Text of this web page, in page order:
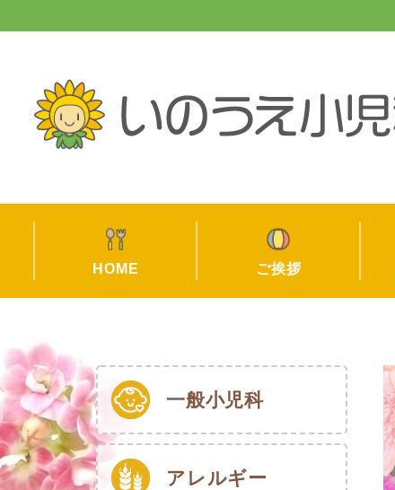
HOME ご挨拶
一般小児科
アレルギー